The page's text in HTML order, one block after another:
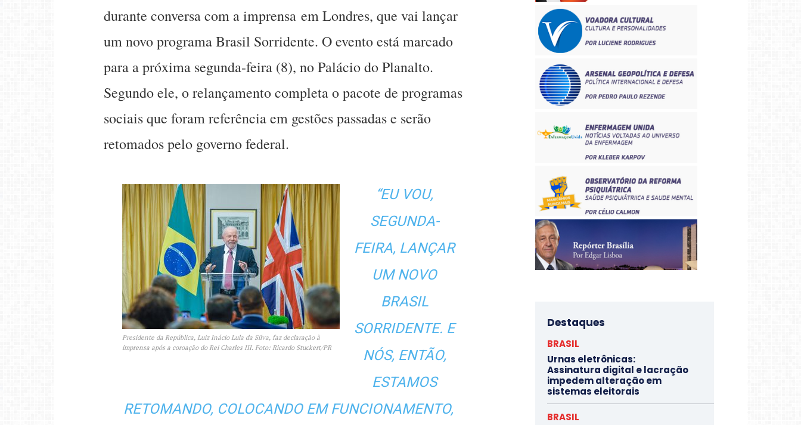
durante conversa com a imprensa em Londres, que vai lançar
um novo programa Brasil Sorridente. O evento está marcado
para a próxima segunda-feira (8), no Palácio do Planalto.
Segundo ele, o relançamento completa o pacote de programas
sociais que foram referência em gestões passadas e serão
retomados pelo governo federal.
Presidente da República, Luiz Inácio Lula da Silva, faz declaração à
imprensa após a coroação do Rei Charles III. Foto: Ricardo Stuckert/PR
“EU VOU,
SEGUNDA-
FEIRA, LANÇAR
UM NOVO
BRASIL
SORRIDENTE. E
NÓS, ENTÃO,
ESTAMOS
RETOMANDO, COLOCANDO EM FUNCIONAMENTO,
Destaques
BRASIL
Urnas eletrônicas:
Assinatura digital e lacração
impedem alteração em
sistemas eleitorais
BRASIL